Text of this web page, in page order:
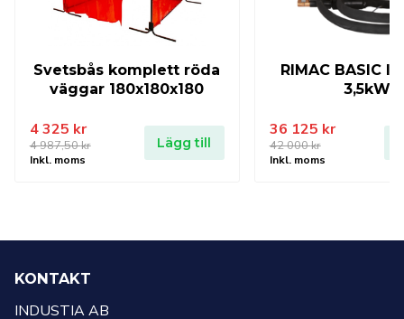
Svetsbås komplett röda
väggar 180x180x180
4 987,50kr
Det
ursprungliga
987,50 kr.
4 325 kr
Det
nuvarande
325 kr.
Inkl. moms
Lägg till
RIMAC BASIC
3,5kW
42 000kr
Det
ursprungliga
000 kr.
36 125 kr
Det
nuvarande
125 kr.
Inkl. moms
KONTAKT
INDUSTIA AB